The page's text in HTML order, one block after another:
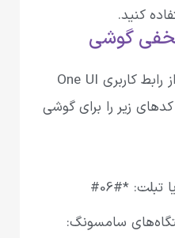
کنید.
گوشی
اگر گوشی سامسونگ شما از رابط کاربری One UI
زیر را برای گوشی
سامسونگ: